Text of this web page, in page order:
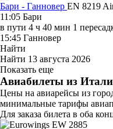
Бари - Ганновер EN 8219
11:05 Бари
в пути 4 ч 40 мин 1
15:45 Ганновер
Найти
Найти 13 августа 2026
Показать еще
Авиабилеты из
Цены на авиарейсы из
минимальные тарифы
Для заказа билета в оба